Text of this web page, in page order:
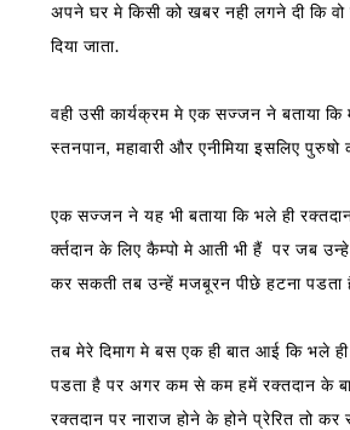
अपने घर मे किसी को खबर नही लगने दी कि
दिया जाता.
वही उसी कार्यक्रम मे एक सज्जन ने बताया कि
स्तनपान, महावारी और एनीमिया इसलिए
एक सज्जन ने यह भी बताया कि भले ही
र्क्तदान के लिए कैम्पो मे आती भी हैं पर जब
कर सकती तब उन्हें मजबूरन पीछे हटना पडता
तब मेरे दिमाग मे बस एक ही बात आई कि भले
पडता है पर अगर कम से कम हमें रक्तदान के बारे
रक्तदान पर नाराज होने के होने प्रेरित तो